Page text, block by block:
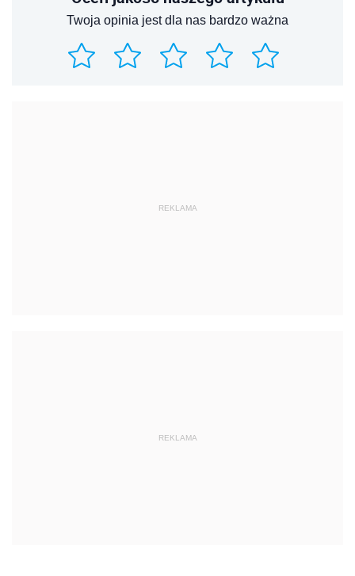
Twoja opinia jest dla nas bardzo ważna
REKLAMA
REKLAMA